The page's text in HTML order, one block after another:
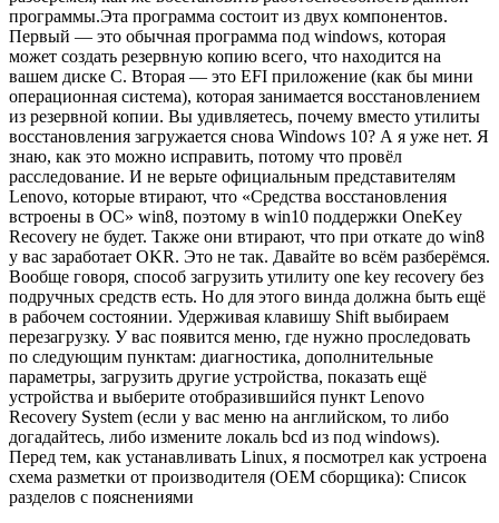
программы.Эта программа состоит из двух компонентов.
Первый — это обычная программа под windows, которая
может создать резервную копию всего, что находится на
вашем диске C. Вторая — это EFI приложение (как бы мини
операционная система), которая занимается восстановлением
из резервной копии. Вы удивляетесь, почему вместо утилиты
восстановления загружается снова Windows 10? А я уже нет. Я
знаю, как это можно исправить, потому что провёл
расследование. И не верьте официальным представителям
Lenovo, которые втирают, что «Средства восстановления
встроены в ОС» win8, поэтому в win10 поддержки OneKey
Recovery не будет. Также они втирают, что при откате до win8
у вас заработает OKR. Это не так. Давайте во всём разберёмся.
Вообще говоря, способ загрузить утилиту one key recovery без
подручных средств есть. Но для этого винда должна быть ещё
в рабочем состоянии. Удерживая клавишу Shift выбираем
перезагрузку. У вас появится меню, где нужно проследовать
по следующим пунктам: диагностика, дополнительные
параметры, загрузить другие устройства, показать ещё
устройства и выберите отобразившийся пункт Lenovo
Recovery System (если у вас меню на английском, то либо
догадайтесь, либо измените локаль bcd из под windows).
Перед тем, как устанавливать Linux, я посмотрел как устроена
схема разметки от производителя (OEM сборщика): Список
разделов с пояснениями